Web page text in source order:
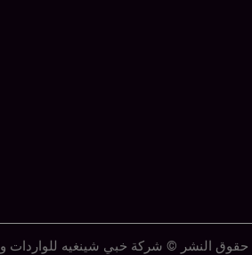
حقوق النشر © شركة خبي شينغيه للواردات